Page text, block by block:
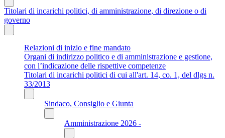
Titolari di incarichi politici, di amministrazione, di direzione o di
governo
Relazioni di inizio e fine mandato
Organi di indirizzo politico e di amministrazione e gestione,
con l’indicazione delle rispettive competenze
Titolari di incarichi politici di cui all'art. 14, co. 1, del dlgs n.
33/2013
Sindaco, Consiglio e Giunta
Amministrazione 2026 -